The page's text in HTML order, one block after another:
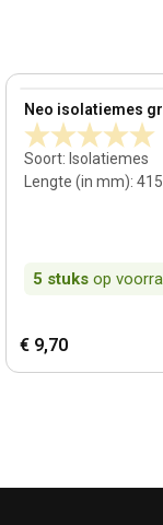
Neo isolatiemes
Soort: Isolatiemes
Lengte (in mm): 415
5 stuks op
View product
€ 9,70